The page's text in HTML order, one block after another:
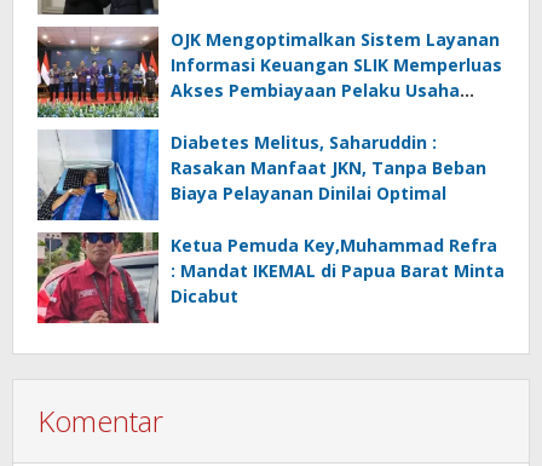
OJK Mengoptimalkan Sistem Layanan
Informasi Keuangan SLIK Memperluas
Akses Pembiayaan Pelaku Usaha
Diabetes Melitus, Saharuddin :
Rasakan Manfaat JKN, Tanpa Beban
Biaya Pelayanan Dinilai Optimal
Ketua Pemuda Key,Muhammad Refra
: Mandat IKEMAL di Papua Barat Minta
Dicabut
Komentar